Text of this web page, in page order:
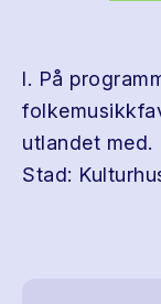
l. På
utlandet med.
Stad: